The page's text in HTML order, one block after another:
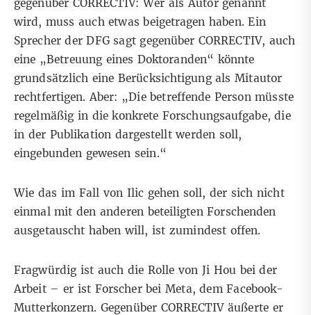
gegenüber CORRECTIV: Wer als Autor genannt
wird, muss auch etwas beigetragen haben. Ein
Sprecher der DFG sagt gegenüber CORRECTIV, auch
eine „Betreuung eines Doktoranden“ könnte
grundsätzlich eine Berücksichtigung als Mitautor
rechtfertigen. Aber: „Die betreffende Person müsste
regelmäßig in die konkrete Forschungsaufgabe, die
in der Publikation dargestellt werden soll,
eingebunden gewesen sein.“
Wie das im Fall von Ilic gehen soll, der sich nicht
einmal mit den anderen beteiligten Forschenden
ausgetauscht haben will, ist zumindest offen.
Fragwürdig ist auch die Rolle von Ji Hou bei der
Arbeit – er ist Forscher bei Meta, dem Facebook-
Mutterkonzern. Gegenüber CORRECTIV äußerte er